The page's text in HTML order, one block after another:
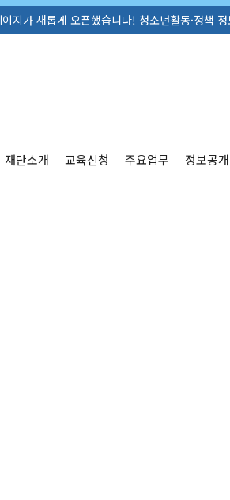
롭게 오픈했습니다! 청소년활동·정책 정보를
재단소개 교육신청 주요업무 정보공개